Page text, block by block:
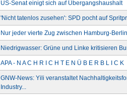
US-Senat einigt sich auf Übergangshaushalt
'Nicht tatenlos zusehen': SPD pocht auf
Nur jeder vierte Zug zwischen Hamburg-
Niedrigwasser: Grüne und Linke kritisieren
APA - N A C H R I C H T E N Ü B E R B L I C K
GNW-News: Yili veranstaltet
Industry...